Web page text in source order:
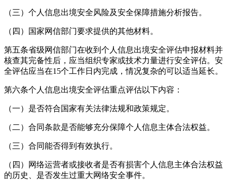
（三）个人信息出境安全风险及安全保障措施分析报告。
（四）国家网信部门要求提供的其他材料。
第五条省级网信部门在收到个人信息出境安全评估申报材料并
核查其完备性后，应当组织专家或技术力量进行安全评估。安
全评估应当在15个工作日内完成，情况复杂的可以适当延长。
第六条个人信息出境安全评估重点评估以下内容：
（一）是否符合国家有关法律法规和政策规定。
（二）合同条款是否能够充分保障个人信息主体合法权益。
（三）合同能否得到有效执行。
（四）网络运营者或接收者是否有损害个人信息主体合法权益
的历史、是否发生过重大网络安全事件。